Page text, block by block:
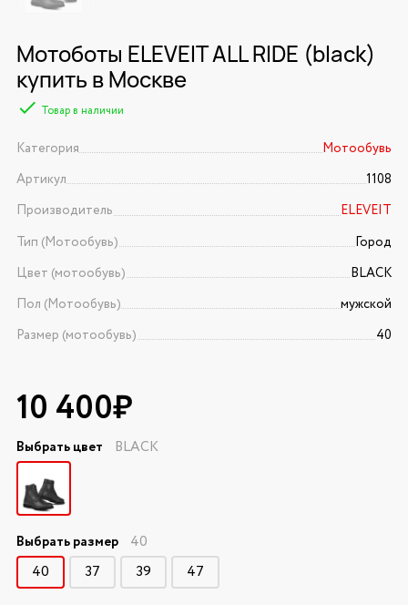
Мотоботы ELEVEIT ALL RIDE (black)
купить в Москве
Товар в наличии
Категория
Мотообувь
Артикул
1108
Производитель
ELEVEIT
Тип (Мотообувь)
Город
Цвет (мотообувь)
BLACK
Пол (Мотообувь)
мужской
Размер (мотообувь)
40
10 400₽
Выбрать цвет BLACK
Выбрать размер 40
40 37 39 47